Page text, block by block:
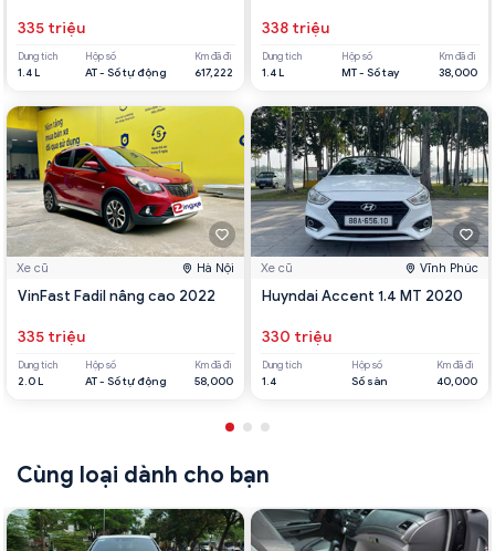
335 triệu
Dung tích
1.4 L
Hộp số
AT - Số tự động
Km đã đi
617,222
Xe cũ Hà Nội
VinFast Fadil nâng cao 2022
335 triệu
Dung tích
2.0 L
Hộp số
AT - Số tự động
Km đã đi
58,000
338 triệu
Dung tích
1.4 L
Hộp số
MT - Số tay
Km đã đi
38,000
Xe cũ Vĩnh Phúc
Huyndai Accent 1.4 MT 2020
330 triệu
Dung tích
1.4
Hộp số
Số sàn
Km đã đi
40,000
Cùng loại dành cho bạn